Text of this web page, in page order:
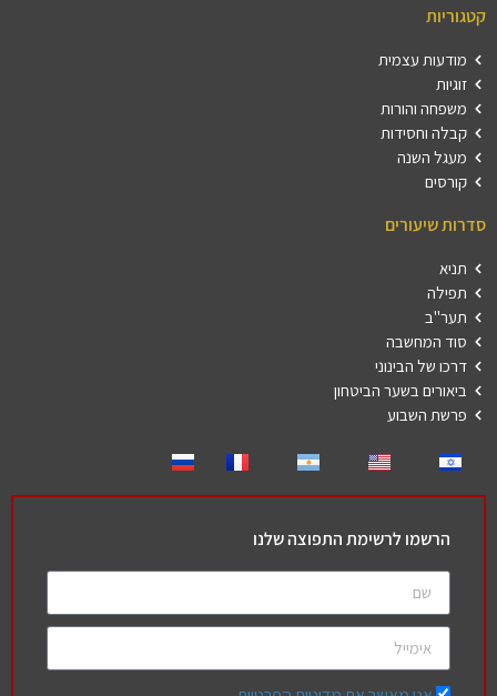
קטגוריות
מודעות עצמית
זוגיות
משפחה והורות
קבלה וחסידות
מעגל השנה
קורסים
סדרות שיעורים
תניא
תפילה
תער"ב
סוד המחשבה
דרכו של הבינוני
ביאורים בשער הביטחון
פרשת השבוע
הרשמו לרשימת התפוצה שלנו